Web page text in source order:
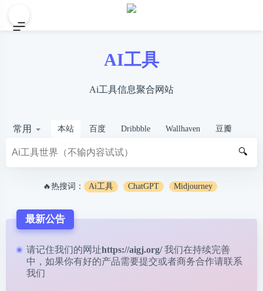
AI工具
Ai工具信息聚合网站
常用 本站 百度 Dribbble Wallhaven 豆瓣
🔍
🔥热搜词： Ai工具 ChatGPT Midjourney
最新公告
请记住我们的网址https://aigj.org/ 我们在持续完善
中，如果你有好的产品需要提交或者商务合作请联系
我们